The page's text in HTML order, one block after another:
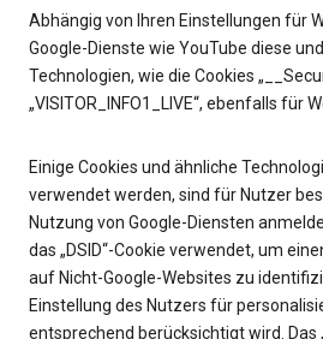
Abhängig von Ihren Einstellungen für
Google-Dienste wie YouTube diese
Technologien, wie die Cookies
„VISITOR_INFO1_LIVE“, ebenfalls für
Einige Cookies und ähnliche
verwendet werden, sind für Nutzer
Nutzung von Google-Diensten
das „DSID“-Cookie verwendet, um
auf Nicht-Google-Websites zu
Einstellung des Nutzers für
entsprechend berücksichtigt wird. Das